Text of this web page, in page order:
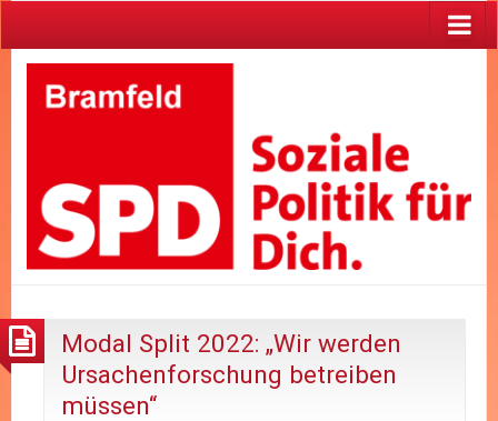
Modal Split 2022: „Wir werden
Ursachenforschung betreiben
müssen“